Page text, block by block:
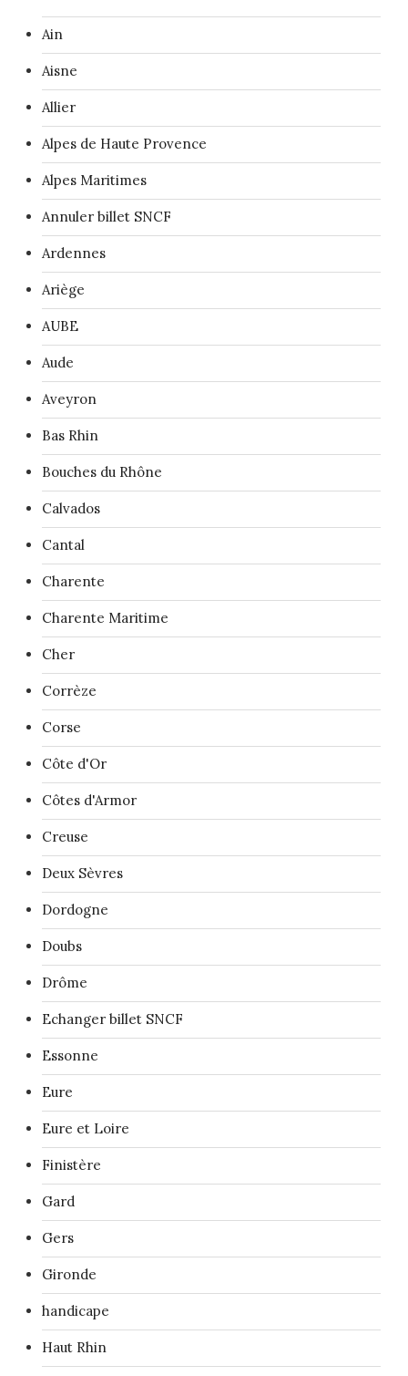
Ain
Aisne
Allier
Alpes de Haute Provence
Alpes Maritimes
Annuler billet SNCF
Ardennes
Ariège
AUBE
Aude
Aveyron
Bas Rhin
Bouches du Rhône
Calvados
Cantal
Charente
Charente Maritime
Cher
Corrèze
Corse
Côte d'Or
Côtes d'Armor
Creuse
Deux Sèvres
Dordogne
Doubs
Drôme
Echanger billet SNCF
Essonne
Eure
Eure et Loire
Finistère
Gard
Gers
Gironde
handicape
Haut Rhin